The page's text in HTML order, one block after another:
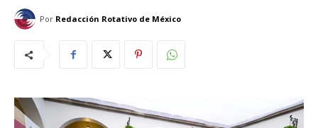
Por Redacción Rotativo de México